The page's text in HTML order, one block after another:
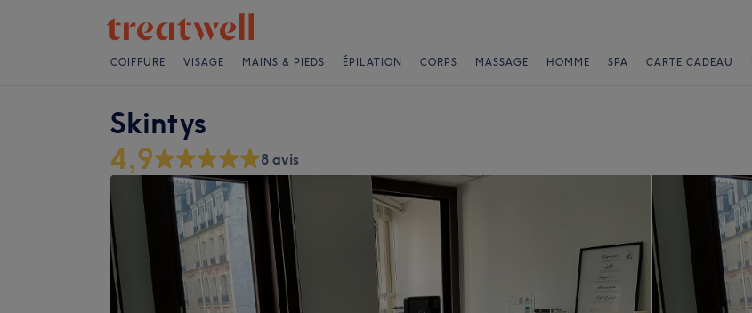
COIFFURE VISAGE MAINS & PIEDS ÉPILATION CORPS MASSAGE HOMME SPA CARTE CADEAU
Skintys
4,9 8 avis